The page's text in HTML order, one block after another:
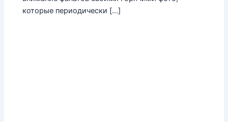
которые периодически […]